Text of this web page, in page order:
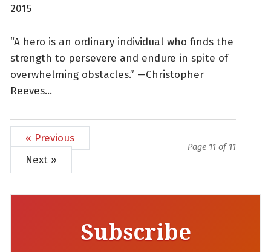
2015
“A hero is an ordinary individual who finds the
strength to persevere and endure in spite of
overwhelming obstacles.” —Christopher
Reeves...
« Previous
Next »
Page 11 of 11
Subscribe